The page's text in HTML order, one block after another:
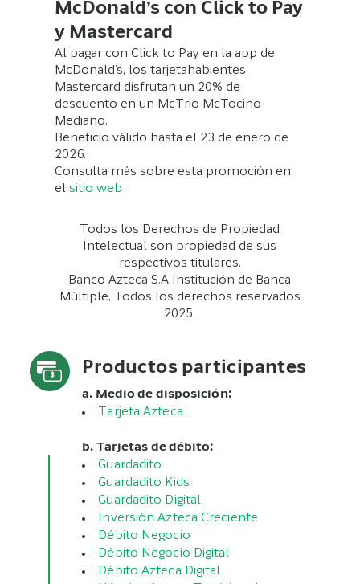
McDonald’s con Click to Pay
y Mastercard
Al pagar con Click to Pay en la app de
McDonald’s, los tarjetahabientes
Mastercard disfrutan un 20% de
descuento en un McTrio McTocino
Mediano.
Beneficio válido hasta el 23 de enero de
2026.
Consulta más sobre esta promoción en
el sitio web
Todos los Derechos de Propiedad
Intelectual son propiedad de sus
respectivos titulares.
Banco Azteca S.A Institución de Banca
Múltiple, Todos los derechos reservados
2025.
Productos participantes
a. Medio de disposición:
Tarjeta Azteca
b. Tarjetas de débito:
Guardadito
Guardadito Kids
Guardadito Digital
Inversión Azteca Creciente
Débito Negocio
Débito Negocio Digital
Débito Azteca Digital